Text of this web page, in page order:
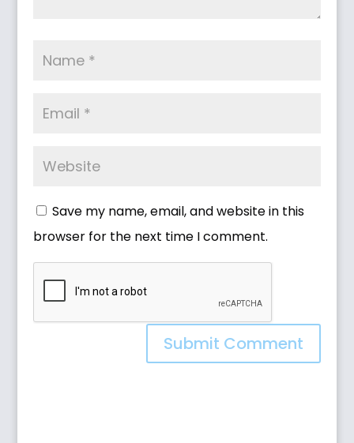
Save my name, email, and website in this
browser for the next time I comment.
Submit Comment